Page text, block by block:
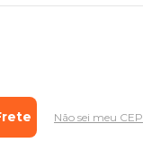
Não sei meu CEP